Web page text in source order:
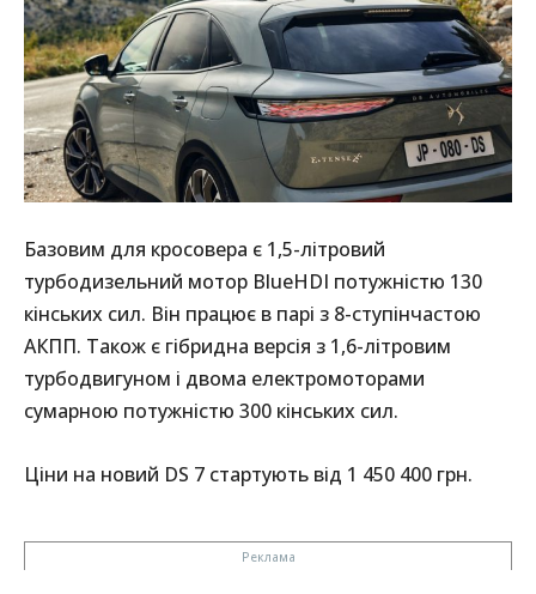
Базовим для кросовера є 1,5-літровий
турбодизельний мотор BlueHDI потужністю 130
кінських сил. Він працює в парі з 8-ступінчастою
АКПП. Також є гібридна версія з 1,6-літровим
турбодвигуном і двома електромоторами
сумарною потужністю 300 кінських сил.
Ціни на новий DS 7 стартують від 1 450 400 грн.